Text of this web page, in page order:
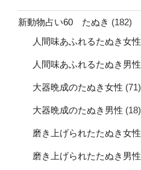
新動物占い60 たぬき (182)
人間味あふれるたぬき女性
人間味あふれるたぬき男性
大器晩成のたぬき女性 (71)
大器晩成のたぬき男性 (18)
磨き上げられたたぬき女性
磨き上げられたたぬき男性